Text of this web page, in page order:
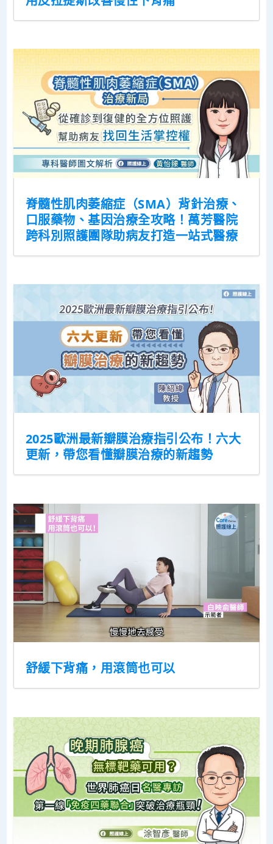
脊髓性肌肉萎縮症（SMA）背針治療、
口服藥物、基因治療全攻略！萬芳醫院
跨科別照護團隊助病友打造一站式醫療
2025歐洲最新瓣膜治療指引公布！六大
更新，帶您看懂瓣膜治療的新趨勢
舒緩下背痛，用滾筒也可以